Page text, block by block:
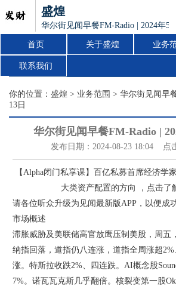
盛煌
华尔街见闻早餐FM-Radio | 2024年5月
首页 关于盛煌 业务
联系我们
你的位置： 盛煌 > 业务范围 > 华尔街见闻早
13日
华尔街见闻早餐FM-Radio |
发布日期：2024-08-23 18:04 点
【Alpha闭门私享课】百亿私募首席经济学
大类资产配置的方向 ，点击了
请各位听众升级为见闻最新版APP，以便成
市场概述
滞胀威胁及美联储高官放鹰压制美股，周五
纳指回落，道指仍八连涨，道指全周涨超
涨。特斯拉收跌2%、四连跌。AI概念股
7%。诺瓦瓦克斯几乎翻倍。核裂变第一股